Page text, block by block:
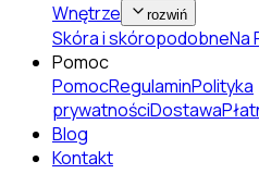
Wnętrze
rozwiń
Skóra i skóropodobneNa
Pomoc
PomocRegulaminPolityka
prywatnościDostawa
Blog
Kontakt